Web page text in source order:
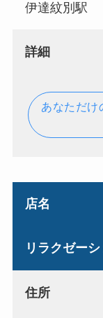
伊達紋別駅
詳細
あなただけ
店名
リラクゼー
住所